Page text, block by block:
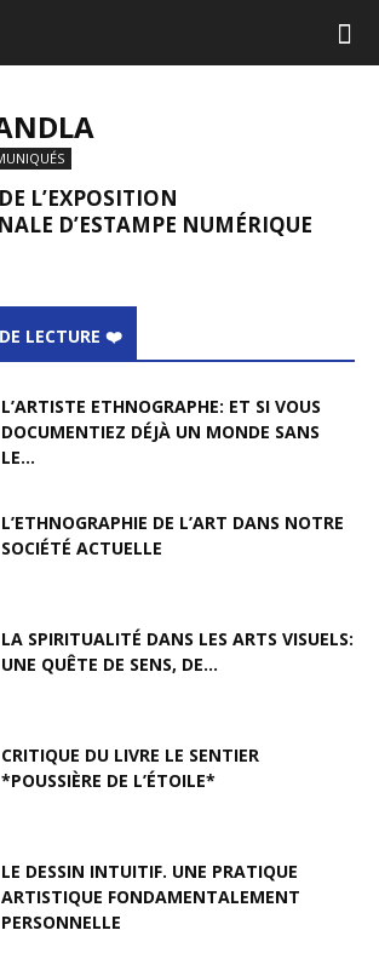
L’EXPOSITION
D’ESTAMPE NUMÉRIQUE
LECTURE ❤️
L’ARTISTE ETHNOGRAPHE: ET SI VOUS
DOCUMENTIEZ DÉJÀ UN MONDE SANS
LE...
L’ETHNOGRAPHIE DE L’ART DANS NOTRE
SOCIÉTÉ ACTUELLE
LA SPIRITUALITÉ DANS LES ARTS VISUELS:
UNE QUÊTE DE SENS, DE...
CRITIQUE DU LIVRE LE SENTIER
*POUSSIÈRE DE L’ÉTOILE*
LE DESSIN INTUITIF. UNE PRATIQUE
ARTISTIQUE FONDAMENTALEMENT
PERSONNELLE